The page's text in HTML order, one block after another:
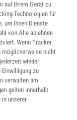
auf Ihrem Gerät zu.
Technologien für
um Ihnen Dienste
von Alle ablehnen
Wenn Tracker
möglicherweise nicht
wieder
Einwilligung zu
verwalten am
gelten innerhalb
in unserer